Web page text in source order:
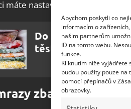
Abychom poskytli co
informacím o
našim partnerům
ID na tomto webu.
funkce.
Kliknutím níže vyjádřete
budou použity pouze na
pomocí přepínačů v
obrazovky.
máte nastavenou příliš nízkou
Do mrazáku určitě
těstoviny přichází
zbavit?